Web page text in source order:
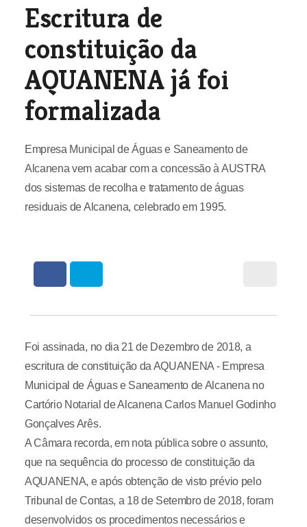
Escritura de
constituição da
AQUANENA já foi
formalizada
Empresa Municipal de Águas e Saneamento de
Alcanena vem acabar com a concessão à AUSTRA
dos sistemas de recolha e tratamento de águas
residuais de Alcanena, celebrado em 1995.
Foi assinada, no dia 21 de Dezembro de 2018, a
escritura de constituição da AQUANENA - Empresa
Municipal de Águas e Saneamento de Alcanena no
Cartório Notarial de Alcanena Carlos Manuel Godinho
Gonçalves Arês.
A Câmara recorda, em nota pública sobre o assunto,
que na sequência do processo de constituição da
AQUANENA, e após obtenção de visto prévio pelo
Tribunal de Contas, a 18 de Setembro de 2018, foram
desenvolvidos os procedimentos necessários e